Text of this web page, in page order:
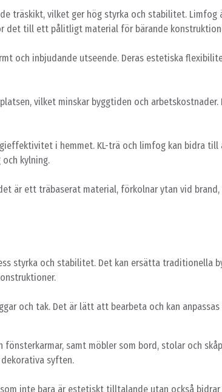
träskikt, vilket ger hög styrka och stabilitet. Limfog
det till ett pålitligt material för bärande
och inbjudande utseende. Deras estetiska
vilket minskar byggtiden och
i hemmet. KL-trä och limfog kan bidra
kylning.
är ett träbaserat material, förkolnar ytan vid brand,
styrka och stabilitet. Det kan ersätta traditionella
och tak. Det är lätt att bearbeta och kan
samt möbler som bord, stolar och
syften.
inte bara är estetiskt tilltalande utan också